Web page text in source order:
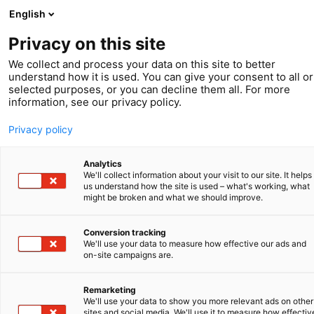
Kunde im Scheinwerferlicht
Brunel Solar Team
English
Privacy on this site
We collect and process your data on this site to better
understand how it is used. You can give your consent to all or
selected purposes, or you can decline them all. For more
information, see our privacy policy.
Privacy policy
Analytics
We'll collect information about your visit to our site. It helps
us understand how the site is used – what's working, what
might be broken and what we should improve.
Conversion tracking
We'll use your data to measure how effective our ads and
on-site campaigns are.
Remarketing
We'll use your data to show you more relevant ads on other